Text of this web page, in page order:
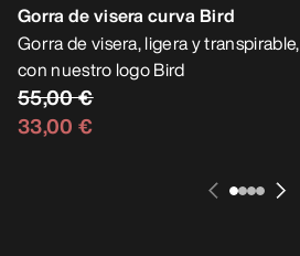
Gorra de visera curva Bird
Gorra de visera, ligera y transpirable,
con nuestro logo Bird
55,00 €
33,00 €